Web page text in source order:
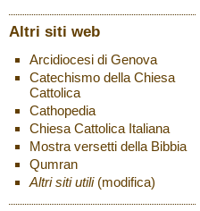
Altri siti web
Arcidiocesi di Genova
Catechismo della Chiesa
Cattolica
Cathopedia
Chiesa Cattolica Italiana
Mostra versetti della Bibbia
Qumran
Altri siti utili (modifica)